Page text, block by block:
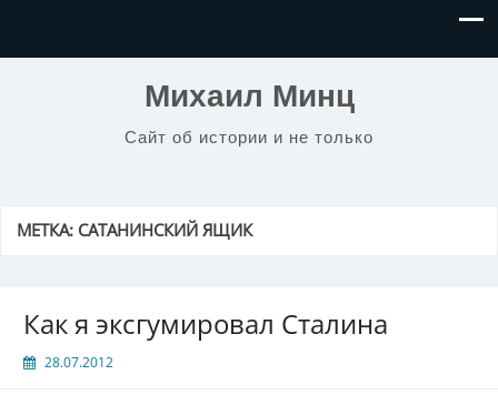
Михаил Минц
Сайт об истории и не только
МЕТКА: САТАНИНСКИЙ ЯЩИК
Как я эксгумировал Сталина
28.07.2012